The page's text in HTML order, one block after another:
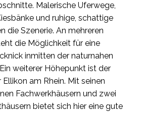
Malerische Uferwege,
und ruhige, schattige
die Szenerie. An mehreren
die Möglichkeit für eine
inmitten der naturnahen
weiterer Höhepunkt ist der
Ellikon am Rhein. Mit seinen
Fachwerkhäusern und zwei
bietet sich hier eine gute